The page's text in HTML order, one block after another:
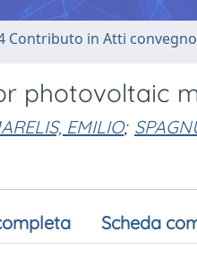
Contributo in Atti
photovoltaic
EMILIO;
Scheda